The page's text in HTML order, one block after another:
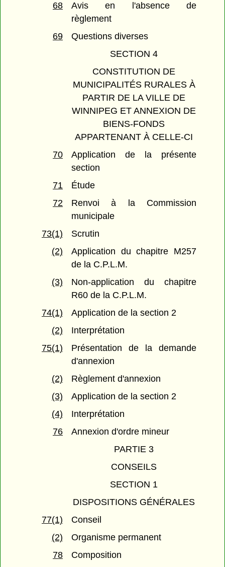
68
Avis en l'absence de
règlement
69
Questions diverses
SECTION 4
CONSTITUTION DE
MUNICIPALITÉS RURALES À
PARTIR DE LA VILLE DE
WINNIPEG ET ANNEXION DE
BIENS-FONDS
APPARTENANT À CELLE-CI
70
Application de la présente
section
71
Étude
72
Renvoi à la Commission
municipale
73(1)
Scrutin
(2)
Application du chapitre M257
de la C.P.L.M.
(3)
Non-application du chapitre
R60 de la C.P.L.M.
74(1)
Application de la section 2
(2)
Interprétation
75(1)
Présentation de la demande
d'annexion
(2)
Règlement d'annexion
(3)
Application de la section 2
(4)
Interprétation
76
Annexion d'ordre mineur
PARTIE 3
CONSEILS
SECTION 1
DISPOSITIONS GÉNÉRALES
77(1)
Conseil
(2)
Organisme permanent
78
Composition